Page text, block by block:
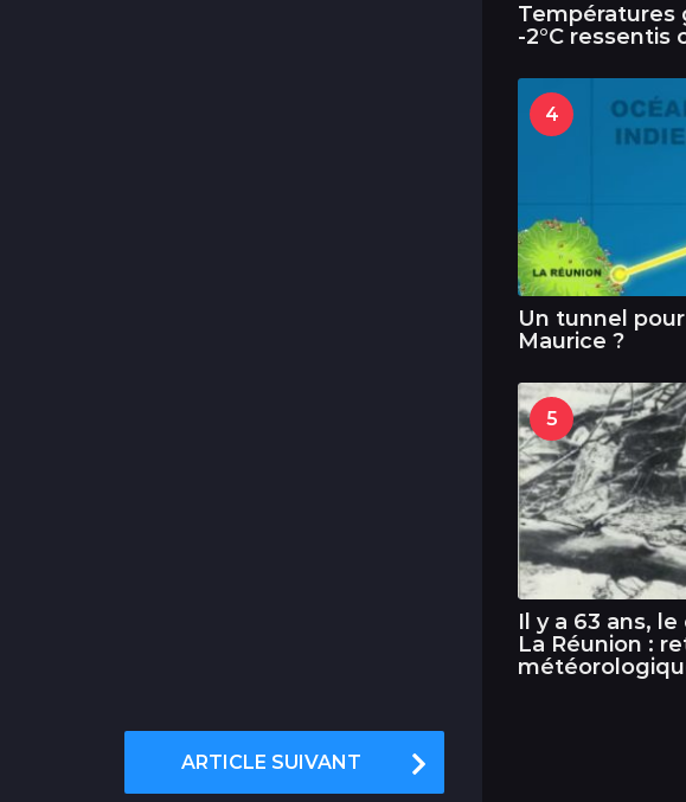
ARTICLE SUIVANT
Températures
-2°C ressentis
4
Un tunnel
Maurice ?
5
Il y a 63 ans,
La Réunion :